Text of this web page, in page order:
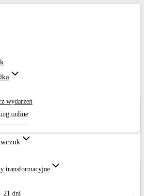
wydarzeń
online
transformacyjne
21 dni